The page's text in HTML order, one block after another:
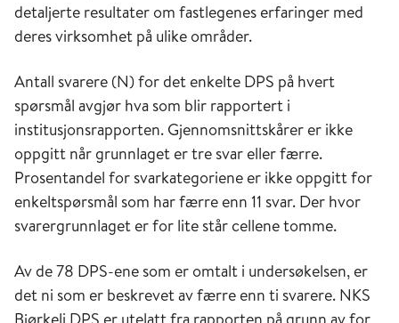
detaljerte resultater om fastlegenes erfaringer med
deres virksomhet på ulike områder.
Antall svarere (N) for det enkelte DPS på hvert
spørsmål avgjør hva som blir rapportert i
institusjonsrapporten. Gjennomsnittskårer er ikke
oppgitt når grunnlaget er tre svar eller færre.
Prosentandel for svarkategoriene er ikke oppgitt for
enkeltspørsmål som har færre enn 11 svar. Der hvor
svarergrunnlaget er for lite står cellene tomme.
Av de 78 DPS-ene som er omtalt i undersøkelsen, er
det ni som er beskrevet av færre enn ti svarere. NKS